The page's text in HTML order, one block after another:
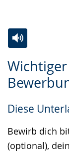
Diese
Bewirb dich
(optional),
Leichten
Sprache
Audio-
Unterstützung.
Video
in
wird
angezeigt.